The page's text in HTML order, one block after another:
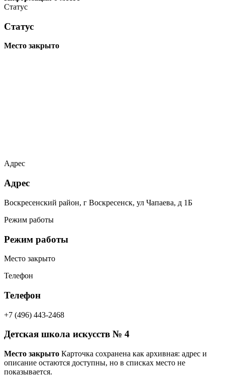
Статус
Статус
Место закрыто
Адрес
Адрес
Воскресенский район, г Воскресенск, ул Чапаева, д 1Б
Режим работы
Режим работы
Место закрыто
Телефон
Телефон
+7 (496) 443-2468
Детская школа искусств № 4
Место закрыто Карточка сохранена как архивная: адрес и
описание остаются доступны, но в списках место не
показывается.